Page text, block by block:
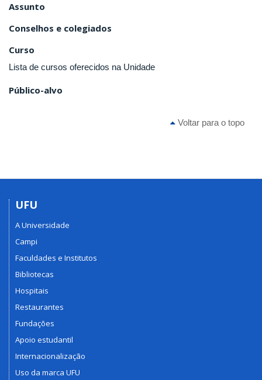
Assunto
Conselhos e colegiados
Curso
Lista de cursos oferecidos na Unidade
Público-alvo
Voltar para o topo
UFU
A Universidade
Campi
Faculdades e Institutos
Bibliotecas
Hospitais
Restaurantes
Fundações
Apoio estudantil
Internacionalização
Uso da marca UFU